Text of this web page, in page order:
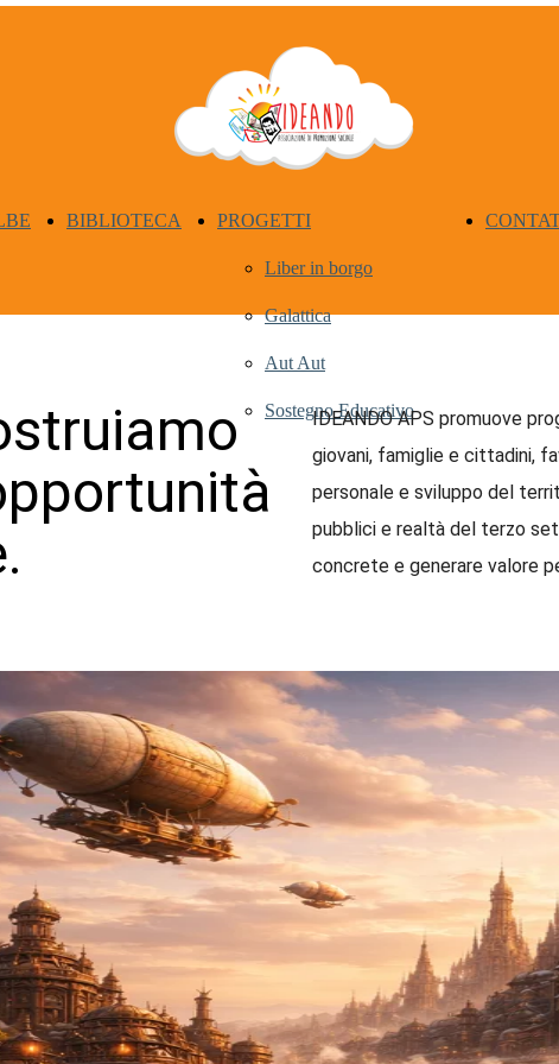
BIBLIOTECA PROGETTI
Liber in borgo
Galattica
Aut Aut
Sostegno Educativo
IDEANDO APS promuove
giovani, famiglie e cittadini,
personale e sviluppo del
pubblici e realtà del terzo
concrete e generare valore